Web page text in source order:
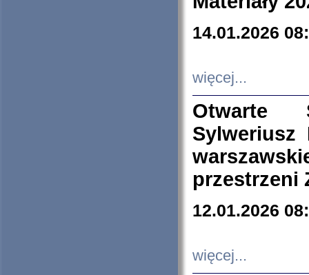
14.01.2026
więcej...
Otwarte
Sylweriusz
przestrzeni
12.01.2026
więcej...